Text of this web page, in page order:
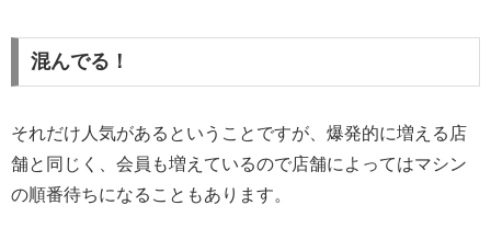
混んでる！
それだけ人気があるということですが、爆発的に増える店
舗と同じく、会員も増えているので店舗によってはマシン
の順番待ちになることもあります。